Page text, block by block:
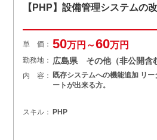
【PHP】設備管理システムの
単 価： 50万円～60万円
勤務地： 広島県 その他（非公開含
内 容：
既存システムへの機能追加 リ
ートが出来る方。
スキル： PHP